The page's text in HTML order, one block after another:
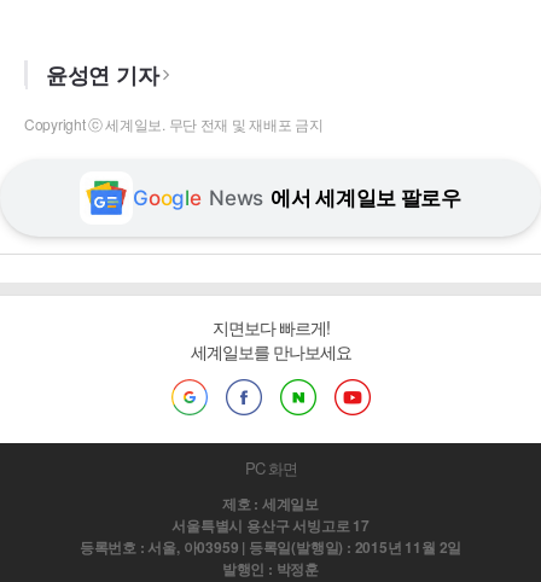
윤성연 기자
Copyright ⓒ 세계일보. 무단 전재 및 재배포 금지
Google News 에서 세계일보 팔로우
지면보다 빠르게!
세계일보를 만나보세요
PC 화면
제호 : 세계일보
서울특별시 용산구 서빙고로 17
등록번호 : 서울, 아03959 | 등록일(발행일) : 2015년 11월 2일
발행인 : 박정훈